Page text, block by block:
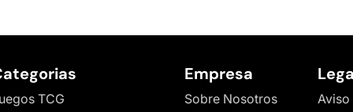
TCG
Empresa
Sobre Nosotros
Aviso